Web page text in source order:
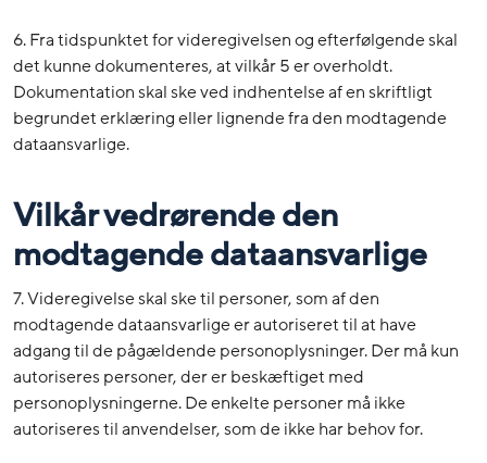
6. Fra tidspunktet for videregivelsen og efterfølgende skal
det kunne dokumenteres, at vilkår 5 er overholdt.
Dokumentation skal ske ved indhentelse af en skriftligt
begrundet erklæring eller lignende fra den modtagende
dataansvarlige.
Vilkår vedrørende den
modtagende dataansvarlige
7. Videregivelse skal ske til personer, som af den
modtagende dataansvarlige er autoriseret til at have
adgang til de pågældende personoplysninger. Der må kun
autoriseres personer, der er beskæftiget med
personoplysningerne. De enkelte personer må ikke
autoriseres til anvendelser, som de ikke har behov for.